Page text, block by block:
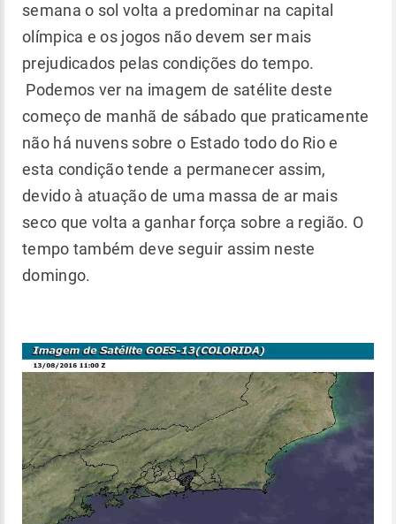
semana o sol volta a predominar na capital
olímpica e os jogos não devem ser mais
prejudicados pelas condições do tempo.
Podemos ver na imagem de satélite deste
começo de manhã de sábado que praticamente
não há nuvens sobre o Estado todo do Rio e
esta condição tende a permanecer assim,
devido à atuação de uma massa de ar mais
seco que volta a ganhar força sobre a região. O
tempo também deve seguir assim neste
domingo.